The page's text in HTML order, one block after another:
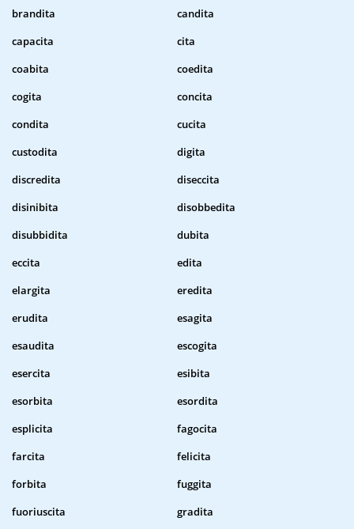
brandita
candita
capacita
cita
coabita
coedita
cogita
concita
condita
cucita
custodita
digita
discredita
diseccita
disinibita
disobbedita
disubbidita
dubita
eccita
edita
elargita
eredita
erudita
esagita
esaudita
escogita
esercita
esibita
esorbita
esordita
esplicita
fagocita
farcita
felicita
forbita
fuggita
fuoriuscita
gradita